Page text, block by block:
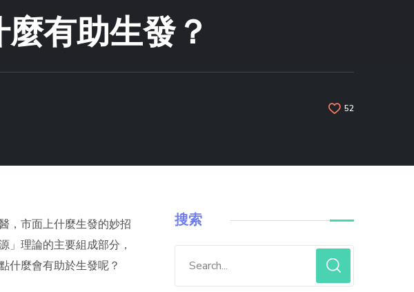
有助生發？
52
，市面上什麼生發的妙招
」理論的主要組成部分，
什麼會有助於生發呢？
搜索